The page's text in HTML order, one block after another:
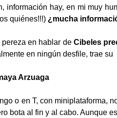
información hay, en mi muy
quiénes!!!) ¿mucha
en hablar de Cibeles
en ningún desfile, trae
Arzuaga
o en T, con miniplataforma,
bota al fin y al cabo. Aunque